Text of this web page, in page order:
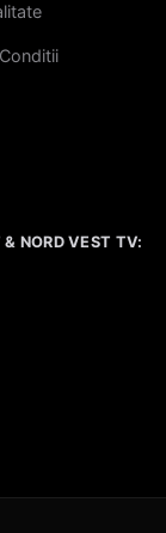
NORD VEST TV: